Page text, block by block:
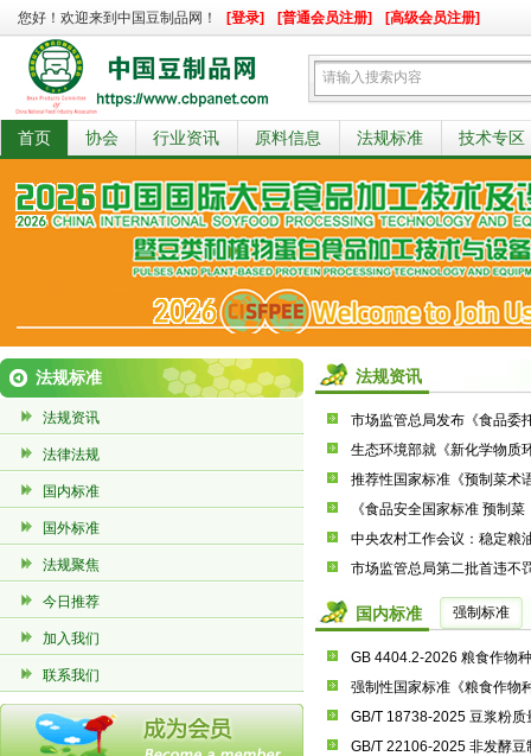
您好！欢迎来到中国豆制品网！ [登录] [普通会员注册] [高级会员注册]
首页 协会 行业资讯 原料信息 法规标准 技术专区
法规标准
法规资讯
法律法规
国内标准
国外标准
法规聚焦
今日推荐
加入我们
联系我们
法规资讯
市场监管总局发布《食品委
生态环境部就《新化学物质
市场监管总局第二批首违不
国内标准 强制标准
GB 4404.2-2026 粮食作物
强制性国家标准《粮食作物
GB/T 18738-2025 豆浆粉质
GB/T 22106-2025 非发酵豆